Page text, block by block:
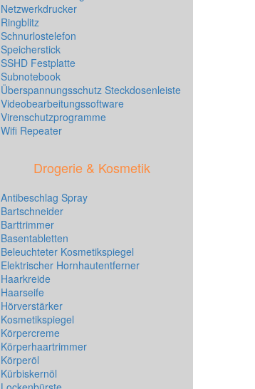
Netzwerkdrucker
Ringblitz
Schnurlostelefon
Speicherstick
SSHD Festplatte
Subnotebook
Überspannungsschutz Steckdosenleiste
Videobearbeitungssoftware
Virenschutzprogramme
Wifi Repeater
Drogerie & Kosmetik
Antibeschlag Spray
Bartschneider
Barttrimmer
Basentabletten
Beleuchteter Kosmetikspiegel
Elektrischer Hornhautentferner
Haarkreide
Haarseife
Hörverstärker
Kosmetikspiegel
Körpercreme
Körperhaartrimmer
Körperöl
Kürbiskernöl